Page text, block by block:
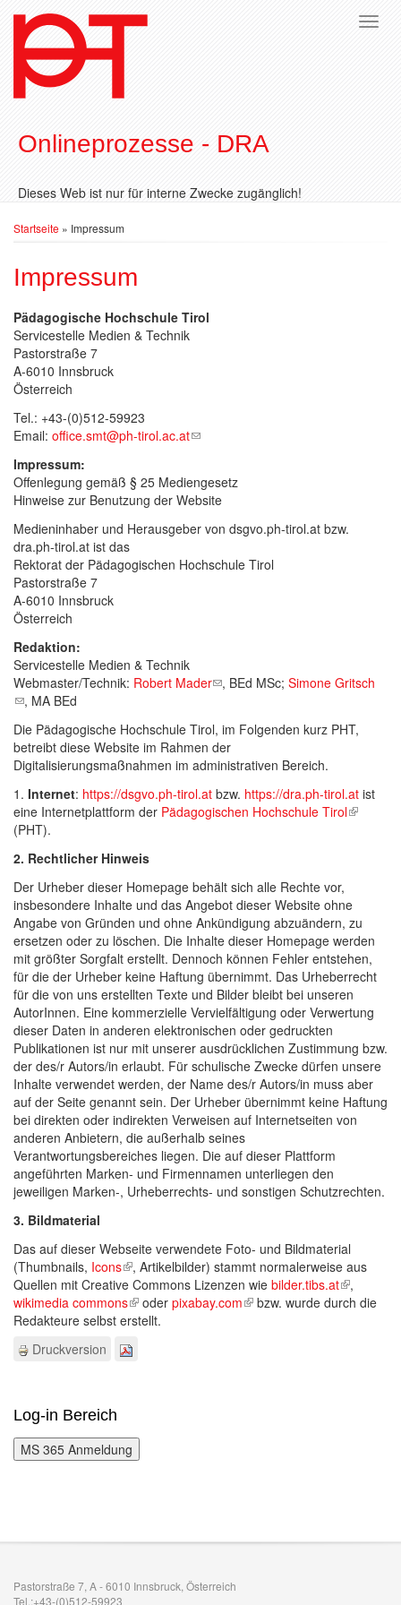
Onlineprozesse - DRA
Dieses Web ist nur für interne Zwecke zugänglich!
Sie sind hier
Startseite » Impressum
Impressum
Pädagogische Hochschule Tirol
Servicestelle Medien & Technik
Pastorstraße 7
A-6010 Innsbruck
Österreich
Tel.: +43-(0)512-59923
Email: office.smt@ph-tirol.ac.at(link sends e-mail)
Impressum:
Offenlegung gemäß § 25 Mediengesetz
Hinweise zur Benutzung der Website
Medieninhaber und Herausgeber von dsgvo.ph-tirol.at bzw.
dra.ph-tirol.at ist das
Rektorat der Pädagogischen Hochschule Tirol
Pastorstraße 7
A-6010 Innsbruck
Österreich
Redaktion:
Servicestelle Medien & Technik
Webmaster/Technik: Robert Mader(link sends e-mail)
, BEd MSc; Simone Gritsch
(link sends e-mail)
, MA BEd
Die Pädagogische Hochschule Tirol, im Folgenden kurz PHT,
betreibt diese Website im Rahmen der
Digitalisierungsmaßnahmen im administrativen Bereich.
1. Internet: https://dsgvo.ph-tirol.at bzw. https://dra.ph-tirol.at ist
eine Internetplattform der Pädagogischen Hochschule Tirol(link is
(PHT).
2. Rechtlicher Hinweis
Der Urheber dieser Homepage behält sich alle Rechte vor,
insbesondere Inhalte und das Angebot dieser Website ohne
Angabe von Gründen und ohne Ankündigung abzuändern, zu
ersetzen oder zu löschen. Die Inhalte dieser Homepage werden
mit größter Sorgfalt erstellt. Dennoch können Fehler entstehen,
für die der Urheber keine Haftung übernimmt. Das Urheberrecht
für die von uns erstellten Texte und Bilder bleibt bei unseren
AutorInnen. Eine kommerzielle Vervielfältigung oder Verwertung
dieser Daten in anderen elektronischen oder gedruckten
Publikationen ist nur mit unserer ausdrücklichen Zustimmung bzw.
der des/r Autors/in erlaubt. Für schulische Zwecke dürfen unsere
Inhalte verwendet werden, der Name des/r Autors/in muss aber
auf der Seite genannt sein. Der Urheber übernimmt keine Haftung
bei direkten oder indirekten Verweisen auf Internetseiten von
anderen Anbietern, die außerhalb seines
Verantwortungsbereiches liegen. Die auf dieser Plattform
angeführten Marken- und Firmennamen unterliegen den
jeweiligen Marken-, Urheberrechts- und sonstigen Schutzrechten.
3. Bildmaterial
Das auf dieser Webseite verwendete Foto- und Bildmaterial
(Thumbnails, Icons(link is external)
, Artikelbilder) stammt normalerweise aus
Quellen mit Creative Commons Lizenzen wie bilder.tibs.at(link is
external)
,
wikimedia commons(link is external)
oder pixabay.com(link is external)
bzw. wurde durch die
Redakteure selbst erstellt.
Druckversion
Log-in Bereich
Pastorstraße 7, A - 6010 Innsbruck, Österreich
Tel.:+43-(0)512-59923